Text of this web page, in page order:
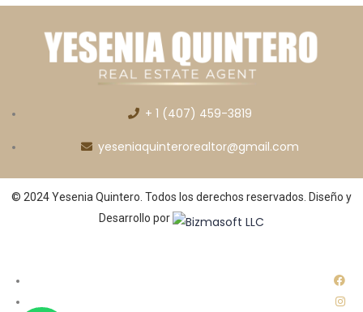
+ 1 (407) 459-3819
yeseniaquinterorealtor@gmail.com
© 2024 Yesenia Quintero. Todos los derechos reservados. Diseño y
Desarrollo por